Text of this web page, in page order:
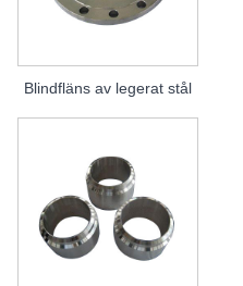
Blindfläns av legerat stål